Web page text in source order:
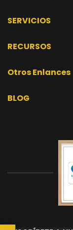
SERVICIOS
RECURSOS
Otros Enlances
BLOG